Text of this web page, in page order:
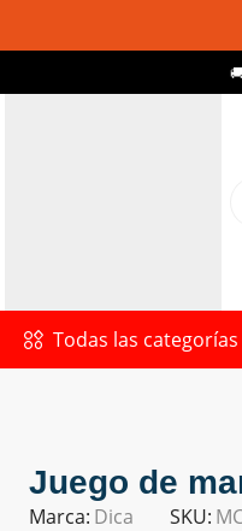
Todas las categorías
Juego de
Marca: Dica SKU: